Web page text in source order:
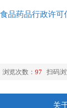
食品药品行政许可
浏览次数： 97 扫码
关